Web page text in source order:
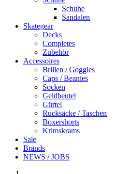
Schuhe
Sandalen
Skategear
Decks
Completes
Zubehör
Accessoires
Brillen / Goggles
Caps / Beanies
Socken
Geldbeutel
Gürtel
Rucksäcke / Taschen
Boxershorts
Krimskrams
Sale
Brands
NEWS / JOBS